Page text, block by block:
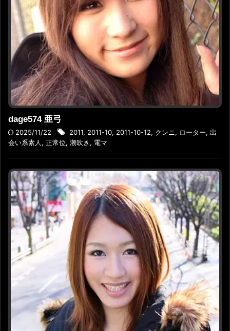
dage574 亜弓
2025/11/22 2011, 2011-10, 2011-10-12, クンニ , ローター, 出
会い系素人 , 正常位, 潮吹き , 電マ